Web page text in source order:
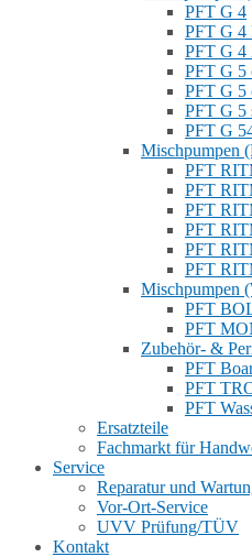
PFT G 4
PFT G 4
PFT G 4
PFT G 5
PFT G 5
PFT G 5
PFT G
Mischpumpen
PFT
PFT
PFT
PFT
PFT
PFT
Mischpumpen
PFT
PFT
Zubehör- &
PFT
PFT
PFT
Ersatzteile
Fachmarkt für
Service
Reparatur und
Vor-Ort-Service
UVV Prüfung/TÜV
Kontakt